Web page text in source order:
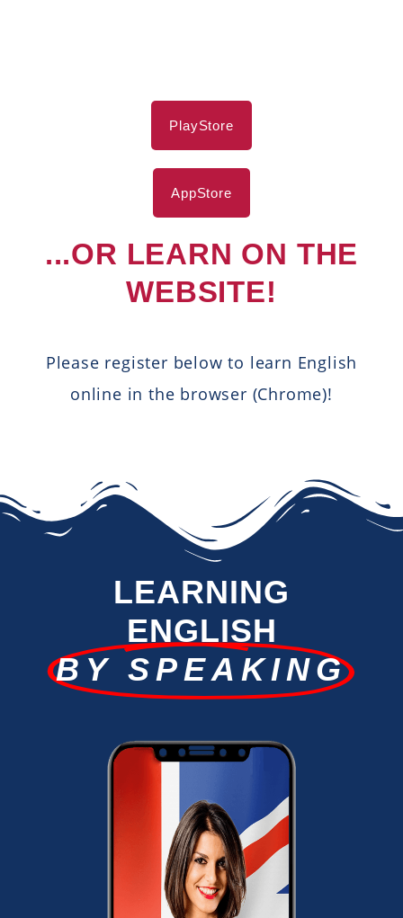
PlayStore
AppStore
...OR LEARN ON THE
WEBSITE!
Please register below to learn English
online in the browser (Chrome)!
LEARNING
ENGLISH
BY SPEAKING